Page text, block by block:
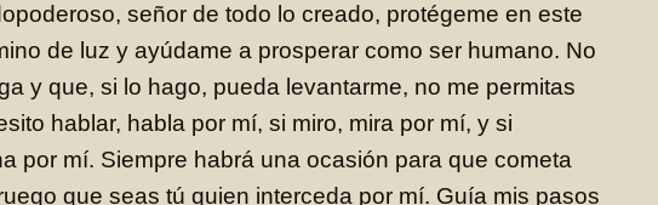
señor de todo lo creado, protégeme en este
de luz y ayúdame a prosperar como ser humano. No
y que, si lo hago, pueda levantarme, no me permitas
hablar, habla por mí, si miro, mira por mí, y si
por mí. Siempre habrá una ocasión para que cometa
que seas tú quien interceda por mí. Guía mis pasos